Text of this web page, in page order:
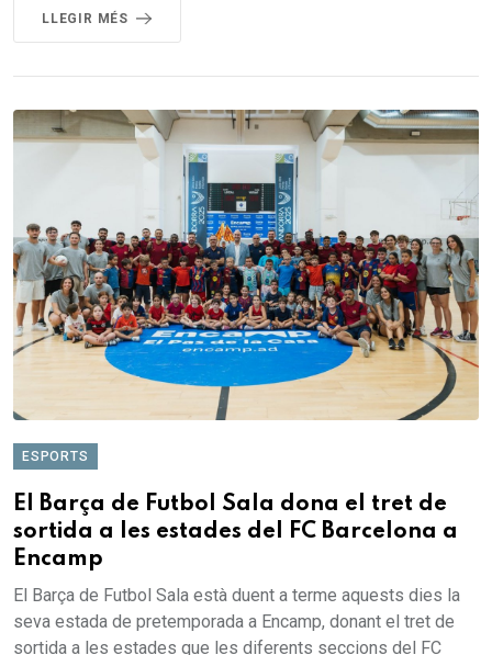
LLEGIR MÉS
ESPORTS
El Barça de Futbol Sala dona el tret de
sortida a les estades del FC Barcelona a
Encamp
El Barça de Futbol Sala està duent a terme aquests dies la
seva estada de pretemporada a Encamp, donant el tret de
sortida a les estades que les diferents seccions del FC